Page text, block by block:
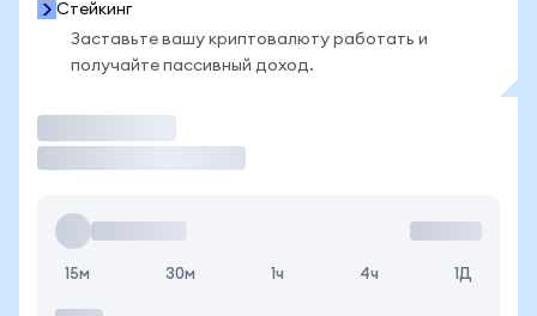
Стейкинг
Заставьте вашу криптовалюту работать и
получайте пассивный доход.
15м 30м 1ч 4ч 1Д